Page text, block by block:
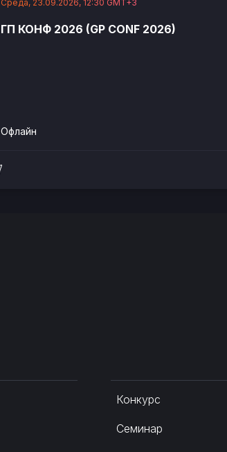
Среда, 23.09.2026, 12:30 GMT+3
ГП КОНФ 2026 (GP CONF 2026)
Офлайн
Конкурс
Семинар